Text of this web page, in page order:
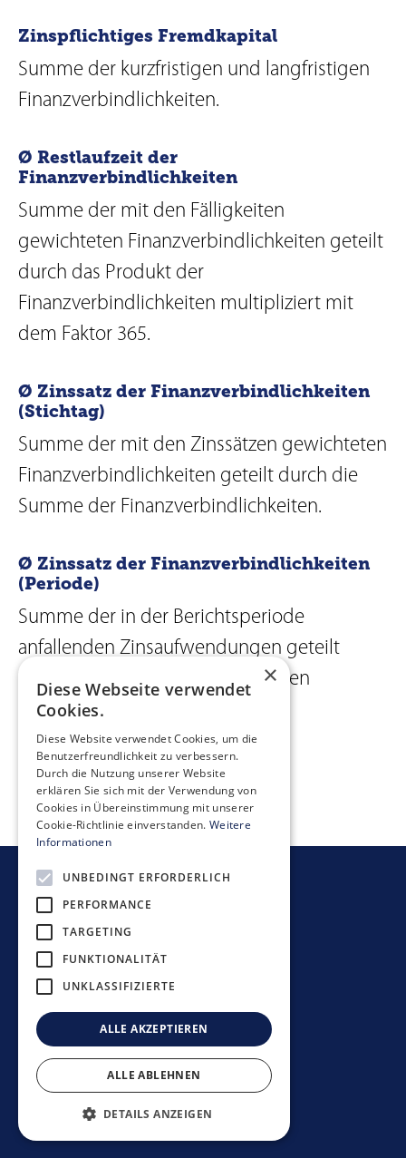
Zinspflichtiges Fremdkapital
Summe der kurzfristigen und langfristigen
Finanzverbindlichkeiten.
Ø Restlaufzeit der
Finanzverbindlichkeiten
Summe der mit den Fälligkeiten
gewichteten Finanzverbindlichkeiten geteilt
durch das Produkt der
Finanzverbindlichkeiten multipliziert mit
dem Faktor 365.
Ø Zinssatz der Finanzverbindlichkeiten
(Stichtag)
Summe der mit den Zinssätzen gewichteten
Finanzverbindlichkeiten geteilt durch die
Summe der Finanzverbindlichkeiten.
Ø Zinssatz der Finanzverbindlichkeiten
(Periode)
Summe der in der Berichtsperiode
anfallenden Zinsaufwendungen geteilt
durch die Summe der gewichteten
Finanzverbindlichkeiten.
Stand Februar 2026
Newsletter bestellen
Datenschutzerklärung
Disclaimer
Impressum
Mobimo Management AG
×
Diese Webseite verwendet
Cookies.
Diese Website verwendet Cookies, um die
Benutzerfreundlichkeit zu verbessern.
Durch die Nutzung unserer Website
erklären Sie sich mit der Verwendung von
Cookies in Übereinstimmung mit unserer
Cookie-Richtlinie einverstanden. Weitere
Informationen
UNBEDINGT ERFORDERLICH
PERFORMANCE
TARGETING
FUNKTIONALITÄT
UNKLASSIFIZIERTE
ALLE AKZEPTIEREN
ALLE ABLEHNEN
DETAILS ANZEIGEN